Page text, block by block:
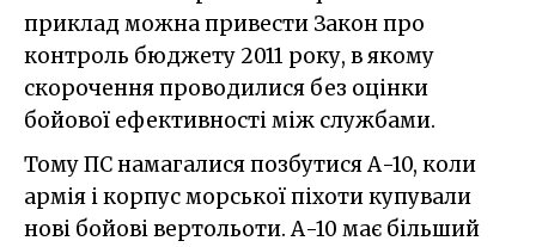
приклад можна привести Закон про
контроль бюджету 2011 року, в якому
скорочення проводилися без оцінки
бойової ефективності між службами.
Тому ПС намагалися позбутися А-10, коли
армія і корпус морської піхоти купували
нові бойові вертольоти. А-10 має більший